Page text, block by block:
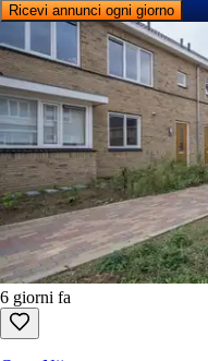
Ricevi annunci ogni giorno
6 giorni fa